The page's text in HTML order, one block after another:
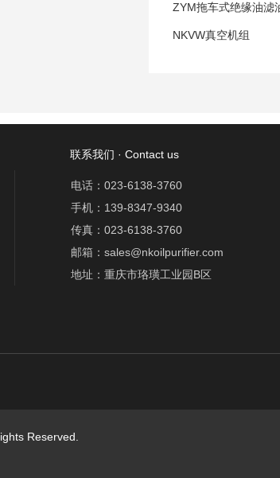
ZYM拖车式绝缘油滤
NKVW真空机组
联系我们 · Contact us
电话：023-6138-3760
手机：139-8347-9340
传真：023-6138-3760
邮箱：sales@nkoilpurifier.com
地址：重庆市珞璜工业园B区
Reserved.